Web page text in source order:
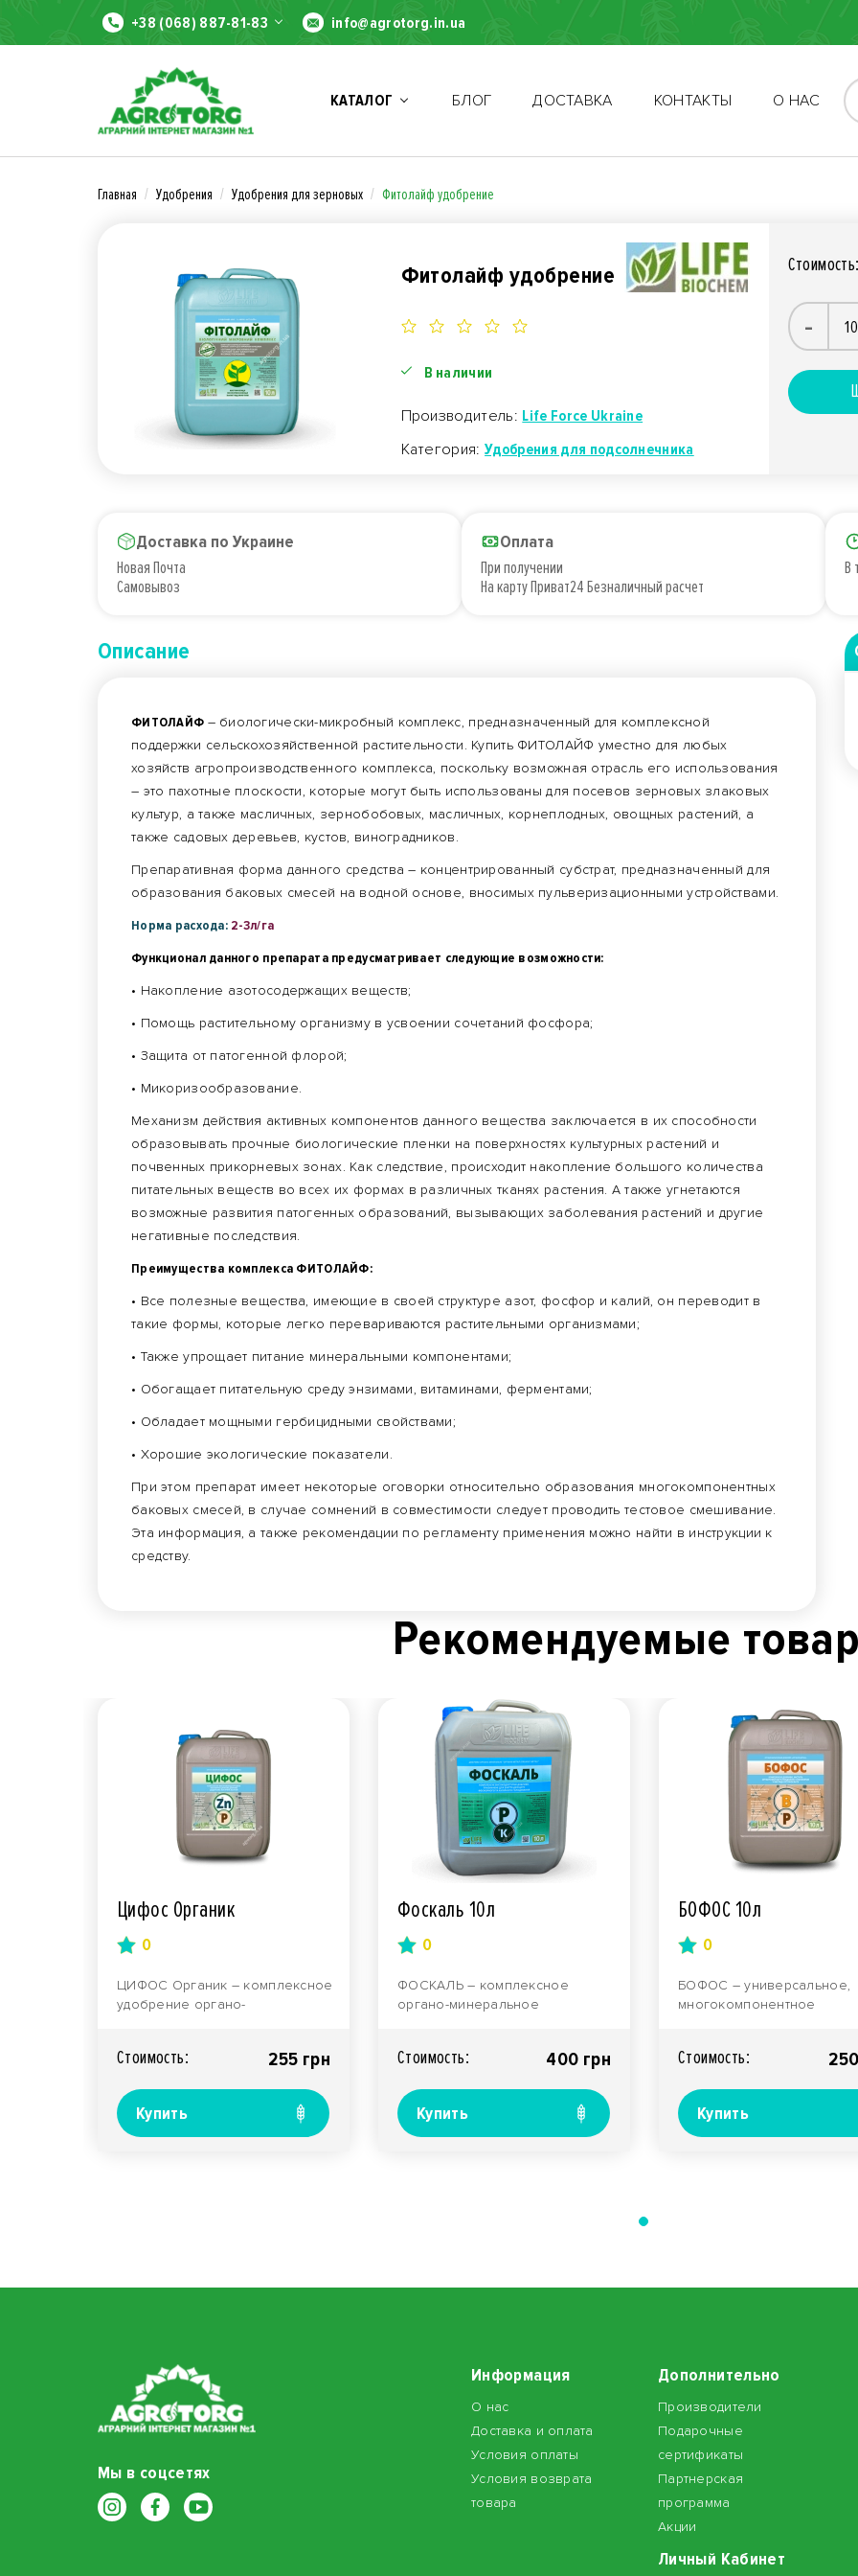
+38 (068) 887-81-83 info@agrotorg.in.ua
КАТАЛОГ БЛОГ ДОСТАВКА КОНТАКТЫ О НАС
Главная Удобрения Удобрения для зерновых Фитолайф удобрение
Фитолайф удобрение
В наличии
Производитель: Life Force Ukraine
Категория:Удобрения для подсолнечника
-
Доставка по Украине
Новая Почта
Самовывоз
Оплата
При получении
На карту Приват24 Безналичный расчет
В
Описание
ФИТОЛАЙФ – биологически-микробный комплекс, предназначенный для комплексной
поддержки сельскохозяйственной растительности. Купить ФИТОЛАЙФ уместно для любых
хозяйств агропроизводственного комплекса, поскольку возможная отрасль его использования
– это пахотные плоскости, которые могут быть использованы для посевов зерновых злаковых
культур, а также масличных, зернобобовых, масличных, корнеплодных, овощных растений, а
также садовых деревьев, кустов, виноградников.
Препаративная форма данного средства – концентрированный субстрат, предназначенный для
образования баковых смесей на водной основе, вносимых пульверизационными устройствами.
Норма расхода: 2-3л/га
Функционал данного препарата предусматривает следующие возможности:
• Накопление азотосодержащих веществ;
• Помощь растительному организму в усвоении сочетаний фосфора;
• Защита от патогенной флорой;
• Микоризообразование.
Механизм действия активных компонентов данного вещества заключается в их способности
образовывать прочные биологические пленки на поверхностях культурных растений и
почвенных прикорневых зонах. Как следствие, происходит накопление большого количества
питательных веществ во всех их формах в различных тканях растения. А также угнетаются
возможные развития патогенных образований, вызывающих заболевания растений и другие
негативные последствия.
Преимущества комплекса ФИТОЛАЙФ:
• Все полезные вещества, имеющие в своей структуре азот, фосфор и калий, он переводит в
такие формы, которые легко перевариваются растительными организмами;
• Также упрощает питание минеральными компонентами;
• Обогащает питательную среду энзимами, витаминами, ферментами;
• Обладает мощными гербицидными свойствами;
• Хорошие экологические показатели.
При этом препарат имеет некоторые оговорки относительно образования многокомпонентных
баковых смесей, в случае сомнений в совместимости следует проводить тестовое смешивание.
Эта информация, а также рекомендации по регламенту применения можно найти в инструкции к
средству.
Рекомендуемые
Цифос Органик
0
ЦИФОС Органик – комплексное
удобрение органо-
эффективности, п..
Стоимость: 255 грн
Купить
Фоскаль 10л
0
ФОСКАЛЬ – комплексное
органо-минеральное
калийсодержащих со..
Стоимость: 400 грн
Купить
БОФОС 10л
0
БОФОС – универсальное,
многокомпонентное
Содержит п..
Стоимость:
Купить
Мы в соцсетях
Информация
О нас
Доставка и оплата
Условия оплаты
Условия возврата
товара
Дополнительно
Производители
Подарочные
сертификаты
Партнерская
программа
Акции
Личный Кабинет